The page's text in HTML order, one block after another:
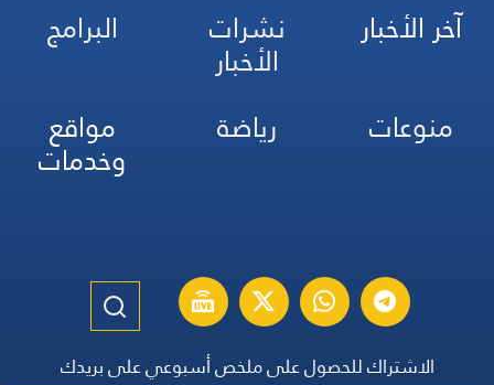
آخر الأخبار نشرات
الأخبار
البرامج
منوعات
رياضة مواقع
وخدمات
الاشتراك للحصول على ملخص أسبوعي على بريدك